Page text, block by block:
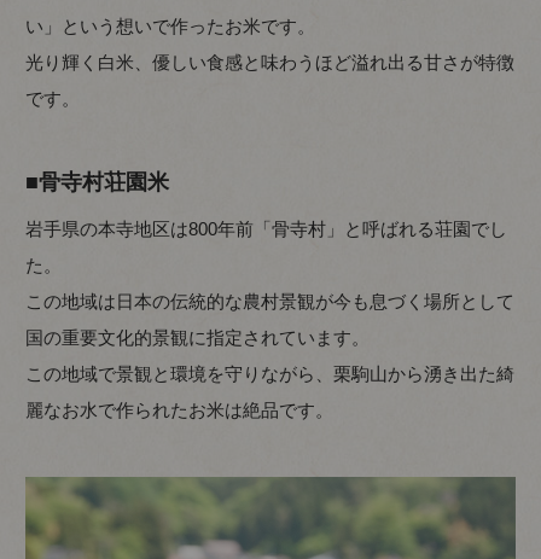
い」という想いで作ったお米です。
光り輝く白米、優しい食感と味わうほど溢れ出る甘さが特徴
です。
■骨寺村荘園米
岩手県の本寺地区は800年前「骨寺村」と呼ばれる荘園でし
た。
この地域は日本の伝統的な農村景観が今も息づく場所として
国の重要文化的景観に指定されています。
この地域で景観と環境を守りながら、栗駒山から湧き出た綺
麗なお水で作られたお米は絶品です。